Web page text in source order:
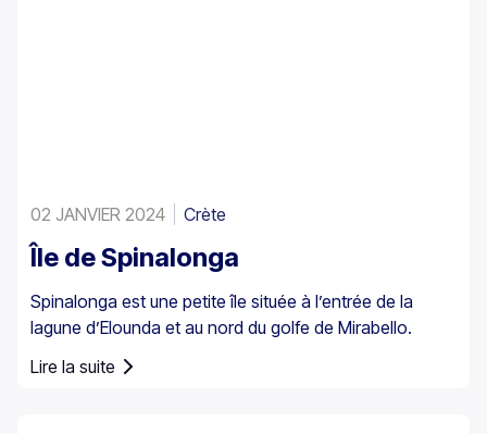
02 JANVIER 2024 Crète
Île de Spinalonga
Spinalonga est une petite île située à l’entrée de la
lagune d’Elounda et au nord du golfe de Mirabello.
Lire la suite